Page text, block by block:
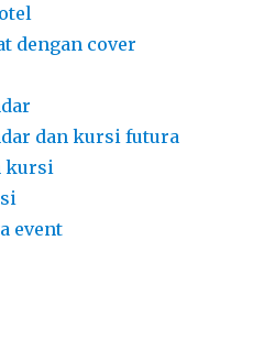
dengan cover
dan kursi futura
kursi
event